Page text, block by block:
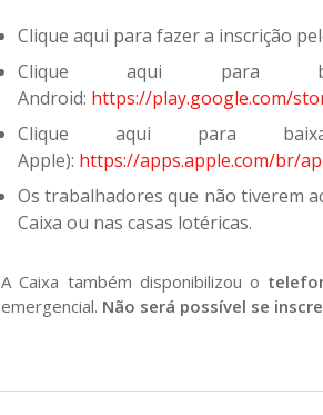
Clique aqui para fazer a inscrição
Clique aqui para
Android: https://play.google.com/
Clique aqui para
Apple): https://apps.apple.com/br/
Os trabalhadores que não tiverem
Caixa ou nas casas lotéricas.
A Caixa também disponibilizou o
emergencial. Não será possível se